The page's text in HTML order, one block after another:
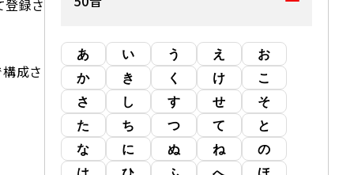
あ い う え
お
か
き く け
こ
さ
し す せ
そ
た
ち つ て
と
な
に ぬ ね
の
登録さ
構成さ